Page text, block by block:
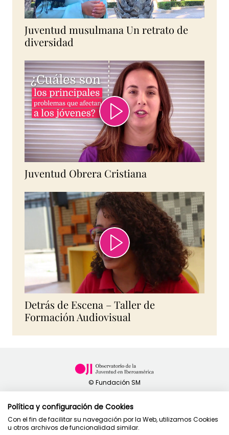
Juventud musulmana Un retrato de
diversidad
Juventud Obrera Cristiana
Detrás de Escena – Taller de
Formación Audiovisual
Política de privacidad
Política y configuración de Cookies
Con el fin de facilitar su navegación por la Web, utilizamos Cookies
u otros archivos de funcionalidad similar.